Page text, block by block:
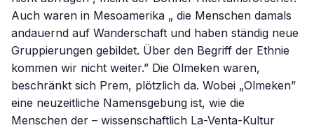
Auch waren in Mesoamerika „ die Menschen damals
andauernd auf Wanderschaft und haben ständig neue
Gruppierungen gebildet. Über den Begriff der Ethnie
kommen wir nicht weiter.” Die Olmeken waren,
beschränkt sich Prem, plötzlich da. Wobei „Olmeken”
eine neuzeitliche Namensgebung ist, wie die
Menschen der – wissenschaftlich La-Venta-Kultur